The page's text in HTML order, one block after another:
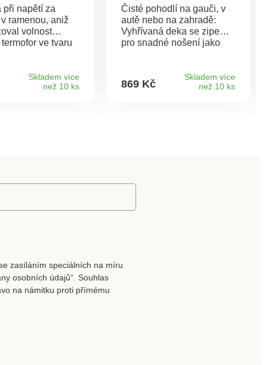
při napětí za
ramenou, aniž
volnost
ve tvaru
pro dokonalé
bez
Hřejivý
Skladem více
než 10 ks
Čisté pohodlí na gauči, v
autě nebo na zahradě:
Vyhřívaná deka se zipem
pro snadné nošení jako
připojení. Pro mobilní
použití vyžaduje
869 Kč
Skladem více
než 10 ks
zasíláním speciálních na míru
osobních údajů“. Souhlas
na námitku proti přímému